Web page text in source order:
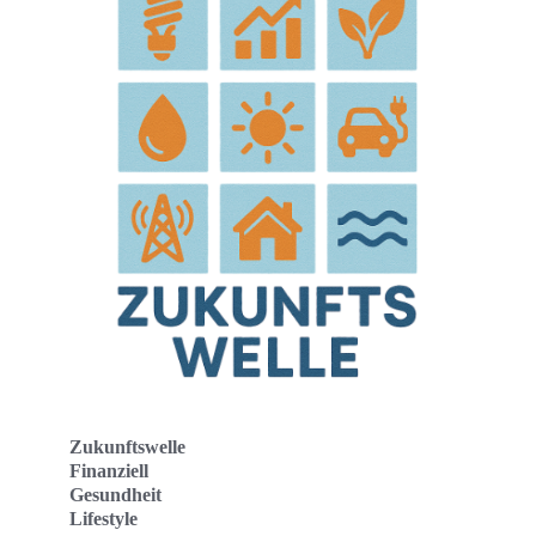
Zukunftswelle
Finanziell
Gesundheit
Lifestyle